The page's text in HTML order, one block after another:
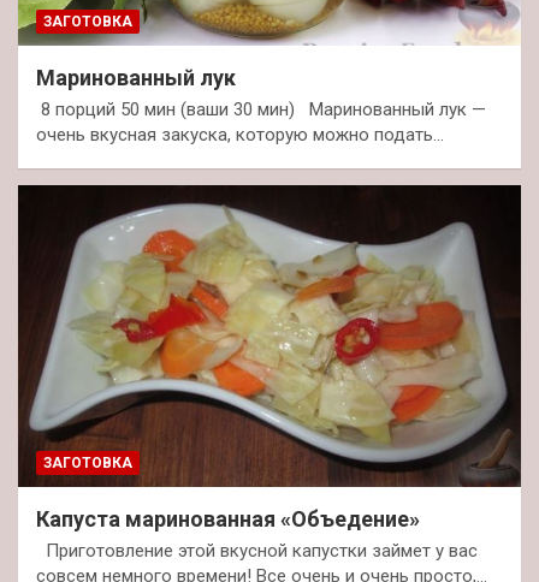
ЗАГОТОВКА
Маринованный лук
8 порций 50 мин (ваши 30 мин) Маринованный лук —
очень вкусная закуска, которую можно подать…
ЗАГОТОВКА
Капуста маринованная «Объедение»
Приготовление этой вкусной капустки займет у вас
совсем немного времени! Все очень и очень просто,…